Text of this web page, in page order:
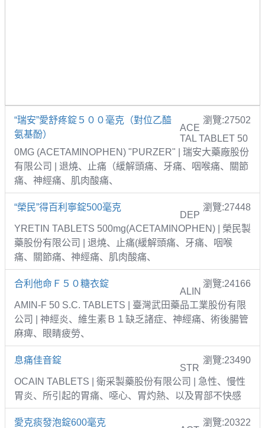
“瑞安”愛舒疼錠５００毫克（對位乙醯
氨基酚）
瀏覽:27502
ACE
TAL TABLET 50
0MG (ACETAMINOPHEN) "PURZER" | 瑞安大藥廠股份
有限公司 | 退燒、止痛（緩解頭痛、牙痛、咽喉痛、關節
痛、神經痛、肌肉酸痛、
“榮民”得百利寧錠500毫克 瀏覽:27448
DEP
YRETIN TABLETS 500mg(ACETAMINOPHEN) | 榮民製
藥股份有限公司 | 退燒、止痛(緩解頭痛、牙痛、咽喉
痛、關節痛、神經痛、肌肉酸痛、
合利他命Ｆ５０糖衣錠 瀏覽:24166
ALIN
AMIN-F 50 S.C. TABLETS | 臺灣武田藥品工業股份有限
公司 | 神經炎、維生素Ｂ１缺乏諸症、神經痛、術後腸管
麻痺、眼睛疲勞、
息痛佳音錠 瀏覽:23490
STR
OCAIN TABLETS | 衛采製藥股份有限公司 | 急性、慢性
胃炎、所引起的胃痛、噁心、胃灼熱、以及胃部不快感
愛克痰發泡錠600毫克 瀏覽:20322